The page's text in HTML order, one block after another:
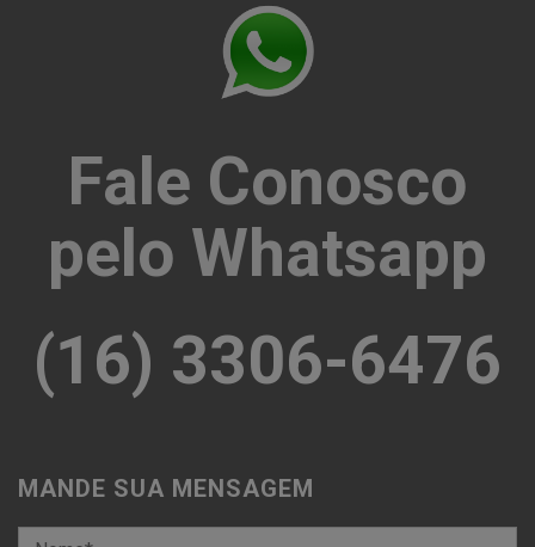
Fale Conosco
pelo Whatsapp
(16) 3306-6476
MANDE SUA MENSAGEM